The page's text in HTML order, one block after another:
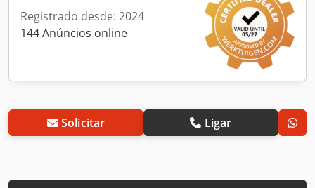
Registrado desde: 2024
144 Anúncios online
Solicitar Ligar